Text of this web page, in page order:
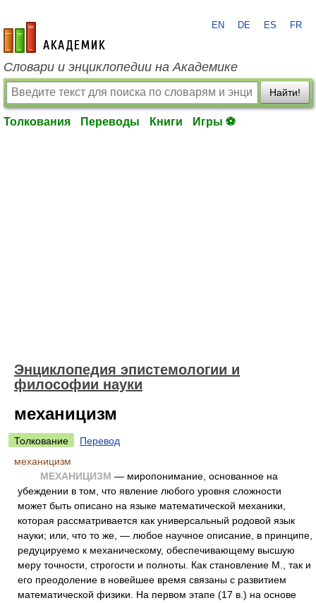
academic.ru
EN DE ES FR
Словари и энциклопедии на Академике
Найти!
Толкования Переводы Книги Игры ⚽
Энциклопедия эпистемологии и
философии науки
механицизм
Толкование
Перевод
механицизм
МЕХАНИЦИЗМ — миропонимание, основанное на
убеждении в том, что явление любого уровня сложности
может быть описано на языке математической механики,
которая рассматривается как универсальный родовой язык
науки; или, что то же, — любое научное описание, в принципе,
редуцируемо к механическому, обеспечивающему высшую
меру точности, строгости и полноты. Как становление М., так и
его преодоление в новейшее время связаны с развитием
математической физики. На первом этапе (17 в.) на основе